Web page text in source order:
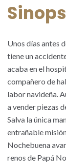
Unos días antes
tiene un
acaba en el
compañero de
labor navideña.
a vender piezas
Salva la única
entrañable
Nochebuena
renos de Papá